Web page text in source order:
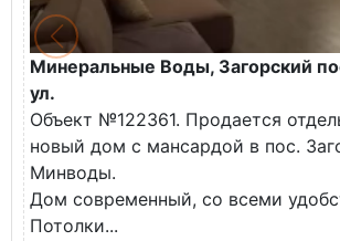
Минеральные Воды, Загорский
ул.
Объект №122361. Продается
новый дом с мансардой в пос.
Минводы.
Дом современный, со всеми
Потолки...